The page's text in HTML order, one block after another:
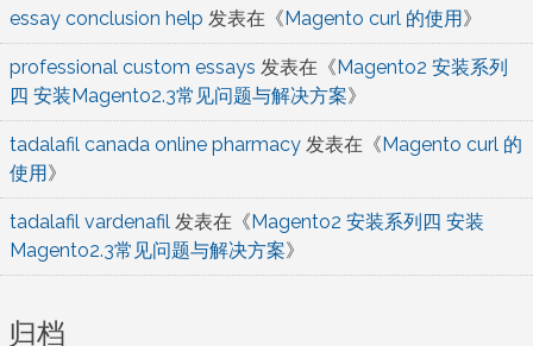
essay conclusion help 发表在《Magento curl 的使用》
professional custom essays 发表在《Magento2 安装系列
四 安装Magento2.3常见问题与解决方案》
tadalafil canada online pharmacy 发表在《Magento curl 的
使用》
tadalafil vardenafil 发表在《Magento2 安装系列四 安装
Magento2.3常见问题与解决方案》
归档